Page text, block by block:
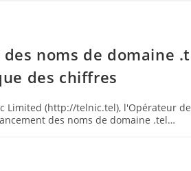
noms de domaine
des chiffres
Limited (http://telnic.tel), l'Opérateur
des noms de domaine .tel…